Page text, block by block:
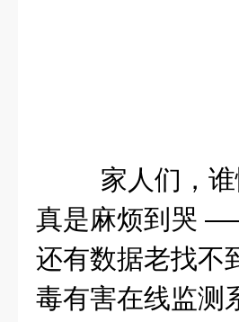
家人们，
真是麻烦到哭
还有数据老找
毒有害在线监测